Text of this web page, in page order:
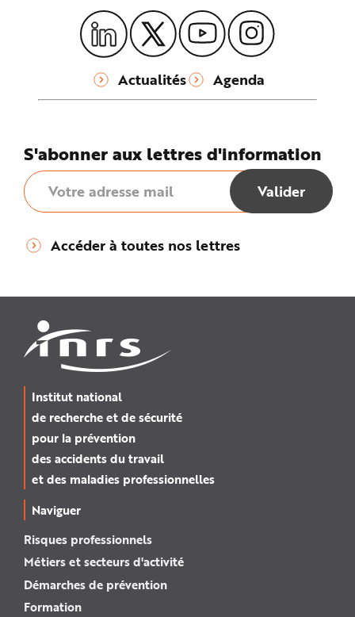
Actualités Agenda
S'abonner aux lettres d'information
Accéder à toutes nos lettres
Institut national
de recherche et de sécurité
pour la prévention
des accidents du travail
et des maladies professionnelles
Naviguer
Risques professionnels
Métiers et secteurs d'activité
Démarches de prévention
Formation